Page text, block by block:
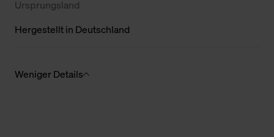
Ursprungsland
Hergestellt in Deutschland
Weniger Details